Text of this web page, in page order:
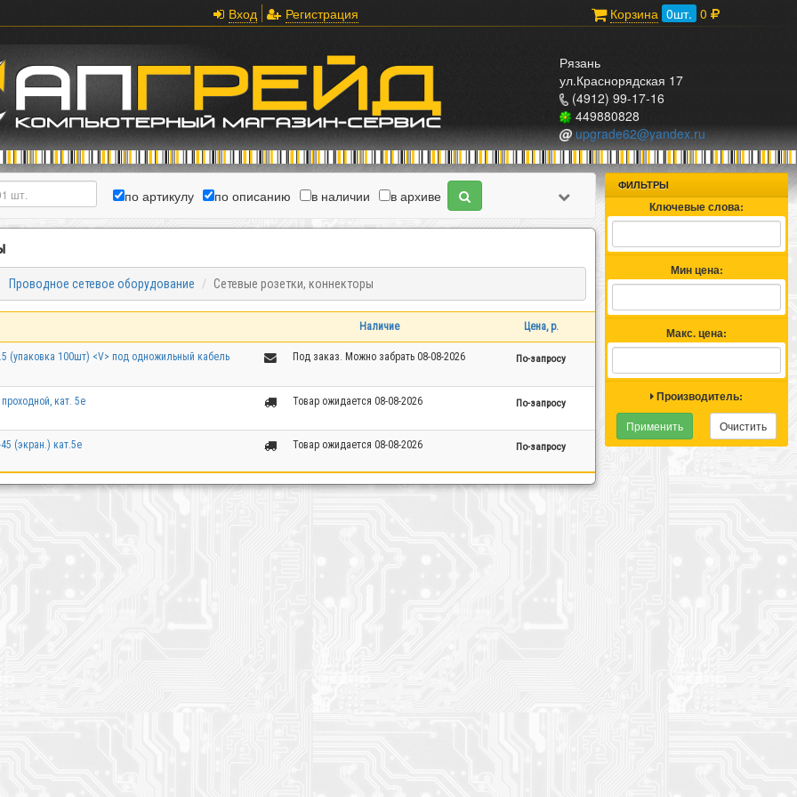
Вход Регистрация Корзина 0шт. 0
Рязань
ул.Краснорядская 17
(4912) 99-17-16
449880828
upgrade62@yandex.ru
по артикулу по описанию в наличии в архиве
Проводное сетевое оборудование Сетевые розетки, коннекторы
Наличие Цена, p.
(упаковка 100шт) <V> под одножильный кабель Под заказ. Можно забрать 08-08-2026 По-запросу
кат. 5e Товар ожидается 08-08-2026 По-запросу
(экран.) кат.5e Товар ожидается 08-08-2026 По-запросу
ФИЛЬТРЫ
Ключевые слова:
Мин цена:
Макс. цена:
Производитель:
Очистить